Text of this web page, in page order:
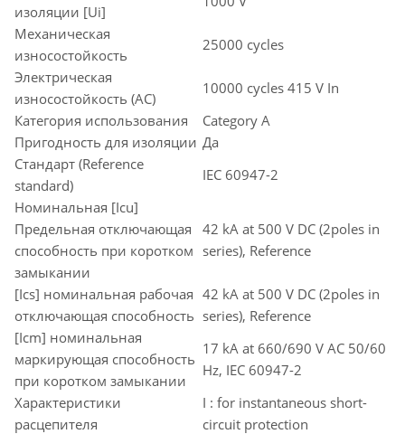
изоляции [Ui]
Механическая
износостойкость
25000 cycles
Электрическая
износостойкость (AC)
10000 cycles 415 V In
Категория использования
Category A
Пригодность для изоляции Да
Стандарт (Reference
standard)
IEC 60947-2
Номинальная [Icu]
Предельная отключающая
способность при коротком
замыкании
42 kA at 500 V DC (2poles in
series), Reference
[Ics] номинальная рабочая
отключающая способность
42 kA at 500 V DC (2poles in
series), Reference
[Icm] номинальная
маркирующая способность
при коротком замыкании
17 kA at 660/690 V AC 50/60
Hz, IEC 60947-2
Характеристики
расцепителя
I : for instantaneous short-
circuit protection